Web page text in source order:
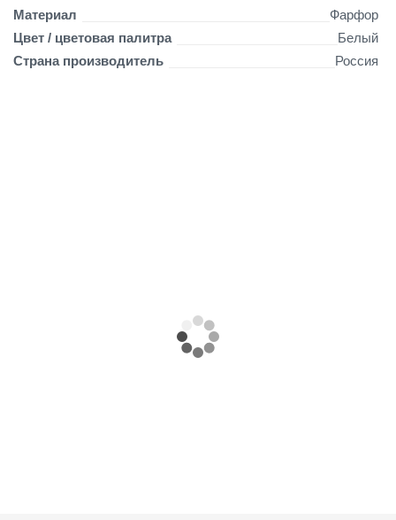
оМатериал
Фарфор
Цвет / цветовая палитра
Белый
Страна производитель
Россия